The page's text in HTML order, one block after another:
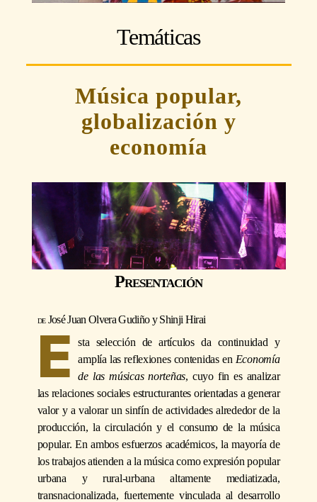
Temáticas
Música popular,
globalización y
economía
Presentación
José Juan Olvera Gudiño y Shinji Hirai
E
sta selección de artículos da continuidad y
amplía las reflexiones contenidas en Economía
de las músicas norteñas, cuyo fin es analizar
las relaciones sociales estructurantes orientadas a generar
valor y a valorar un sinfín de actividades alrededor de la
producción, la circulación y el consumo de la música
popular. En ambos esfuerzos académicos, la mayoría de
los trabajos atienden a la música como expresión popular
urbana y rural-urbana altamente mediatizada,
transnacionalizada, fuertemente vinculada al desarrollo